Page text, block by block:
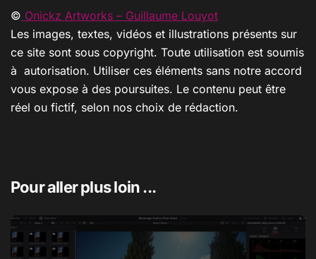
© Onickz Artworks – Guillaume Louyot
Les images, textes, vidéos et illustrations présents sur
ce site sont sous copyright. Toute utilisation est soumis
à autorisation. Utiliser ces éléments sans notre accord
vous expose à des poursuites. Le contenu peut être
réel ou fictif, selon nos choix de rédaction.
Pour aller plus loin ...